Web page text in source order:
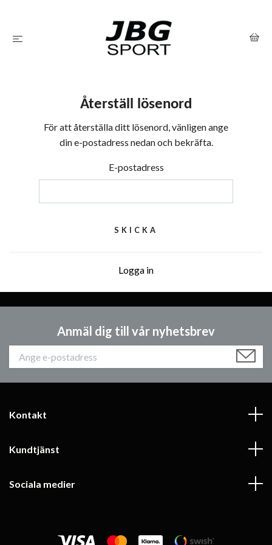
Återställ lösenord
För att återställa ditt lösenord, vänligen ange
din e-postadress nedan och bekräfta.
E-postadress
Logga in
Anmäl dig till vår nyhetsbrev
Kontakt
Kundtjänst
Sociala medier